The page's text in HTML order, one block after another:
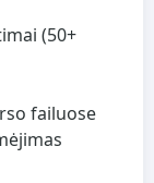
(50+
failuose